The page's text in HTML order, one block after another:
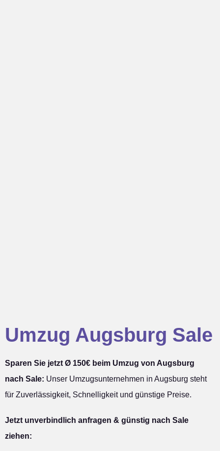
Umzug Augsburg Sale
Sparen Sie jetzt Ø 150€ beim Umzug von Augsburg
nach Sale: Unser Umzugsunternehmen in Augsburg steht
für Zuverlässigkeit, Schnelligkeit und günstige Preise.
Jetzt unverbindlich anfragen & günstig nach Sale
ziehen: